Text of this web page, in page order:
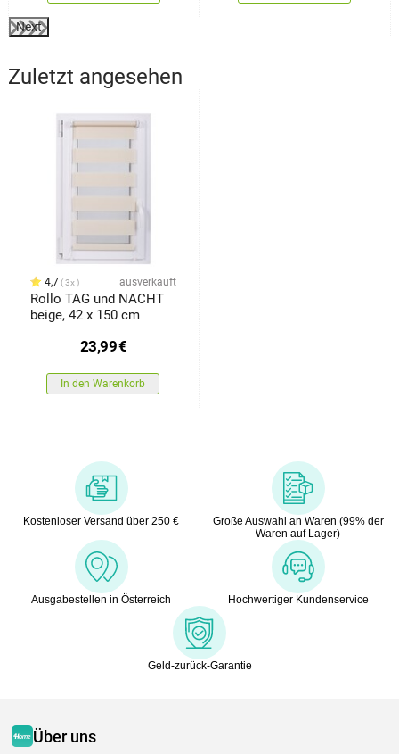
Next
Zuletzt angesehen
4,7 3x ausverkauft
Rollo TAG und NACHT
beige, 42 x 150 cm
23,99€
In den Warenkorb
Kostenloser Versand über 250 €
Große Auswahl an Waren (99% der
Waren auf Lager)
Ausgabestellen in Österreich Hochwertiger Kundenservice
Geld-zurück-Garantie
Über uns